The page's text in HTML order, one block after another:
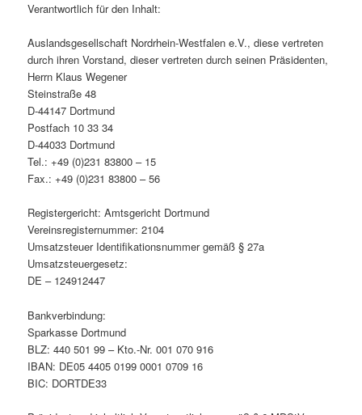
Verantwortlich für den Inhalt:
Auslandsgesellschaft Nordrhein-Westfalen e.V., diese vertreten
durch ihren Vorstand, dieser vertreten durch seinen Präsidenten,
Herrn Klaus Wegener
Steinstraße 48
D-44147 Dortmund
Postfach 10 33 34
D-44033 Dortmund
Tel.: +49 (0)231 83800 – 15
Fax.: +49 (0)231 83800 – 56
Registergericht: Amtsgericht Dortmund
Vereinsregisternummer: 2104
Umsatzsteuer Identifikationsnummer gemäß § 27a
Umsatzsteuergesetz:
DE – 124912447
Bankverbindung:
Sparkasse Dortmund
BLZ: 440 501 99 – Kto.-Nr. 001 070 916
IBAN: DE05 4405 0199 0001 0709 16
BIC: DORTDE33